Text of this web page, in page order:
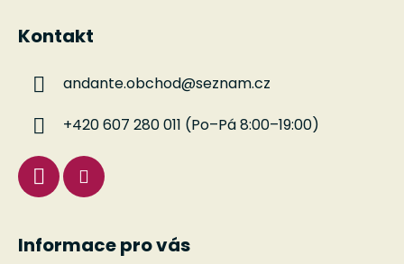
Kontakt
andante.obchod@seznam.cz
+420 607 280 011 (Po–Pá 8:00–19:00)
Informace pro vás